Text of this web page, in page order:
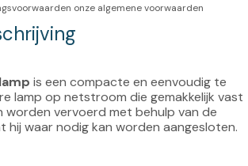
onze algemene voorwaarden
is een compacte en eenvoudig te
lamp op netstroom die gemakkelijk vast
worden vervoerd met behulp van de
hij waar nodig kan worden aangesloten.